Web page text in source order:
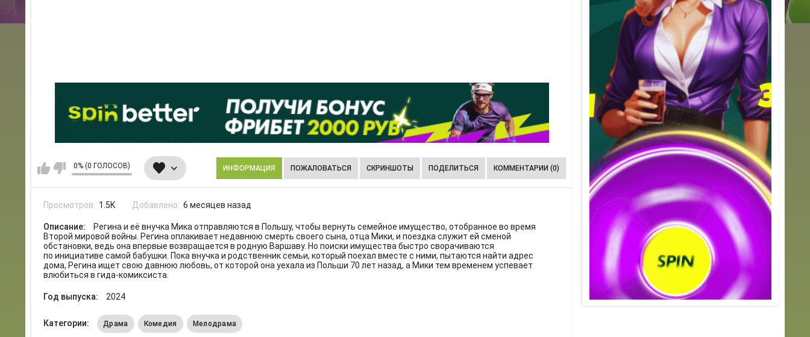
0% (0 ГОЛОСОВ) ИНФОРМАЦИЯ ПОЖАЛОВАТЬСЯ СКРИНШОТЫ ПОДЕЛИТЬСЯ КОММЕНТАРИИ (0)
Просмотров: 1.5K Добавлено: 6 месяцев назад
Описание:
Регина и её внучка Мика отправляются в Польшу, чтобы вернуть семейное имущество, отобранное во время
Второй мировой войны. Регина оплакивает недавнюю смерть своего сына, отца Мики, и поездка служит ей сменой
обстановки, ведь она впервые возвращается в родную Варшаву. Но поиски имущества быстро сворачиваются
по инициативе самой бабушки. Пока внучка и родственник семьи, который поехал вместе с ними, пытаются найти адрес
дома, Регина ищет свою давнюю любовь, от которой она уехала из Польши 70 лет назад, а Мики тем временем успевает
влюбиться в гида-комиксиста.
Год выпуска: 2024
Категории: Драма Комедия Мелодрама